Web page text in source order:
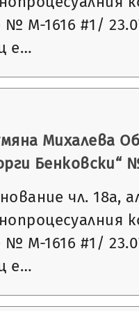
№ М-1616 #1/
е…
Михалева
Бенковски“
чл. 18а,
№ М-1616 #1/
е…